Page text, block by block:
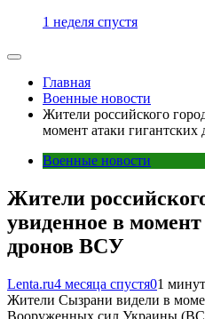
1 неделя спустя
Главная
Военные новости
Жители российского
момент атаки
Военные новости
Жители
увиденное в
дронов ВСУ
Lenta.ru4 месяца спустя01
Жители Сызрани видели в
Вооруженных сил Украины